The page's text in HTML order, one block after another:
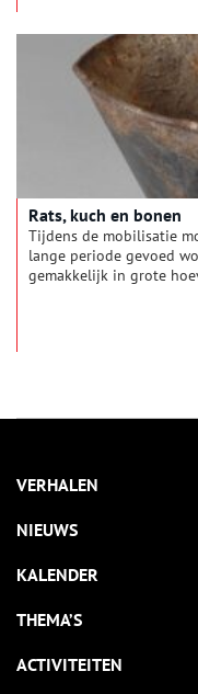
Beemster, met als
ontstonden. Met name
woonden, werden
Rats, kuch en bonen
Tijdens de mobilisatie
lange periode gevoed
gemakkelijk in grote
VERHALEN
NIEUWS
KALENDER
THEMA’S
ACTIVITEITEN